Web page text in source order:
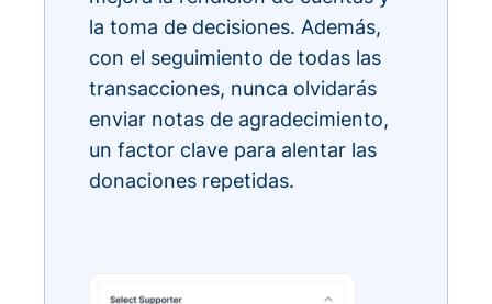
la toma de decisiones. Además,
con el seguimiento de todas las
transacciones, nunca olvidarás
enviar notas de agradecimiento,
un factor clave para alentar las
donaciones repetidas.